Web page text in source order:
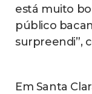
está muito
público
surpreendi”,
Em Santa